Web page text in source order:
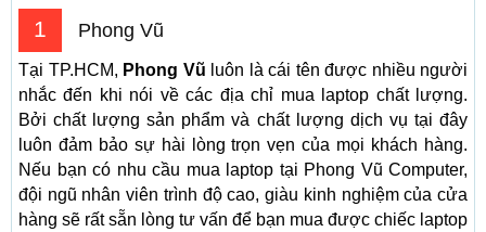
1 Phong Vũ
Tại TP.HCM, Phong Vũ luôn là cái tên được nhiều người
nhắc đến khi nói về các địa chỉ mua laptop chất lượng.
Bởi chất lượng sản phẩm và chất lượng dịch vụ tại đây
luôn đảm bảo sự hài lòng trọn vẹn của mọi khách hàng.
Nếu bạn có nhu cầu mua laptop tại Phong Vũ Computer,
đội ngũ nhân viên trình độ cao, giàu kinh nghiệm của cửa
hàng sẽ rất sẵn lòng tư vấn để bạn mua được chiếc laptop